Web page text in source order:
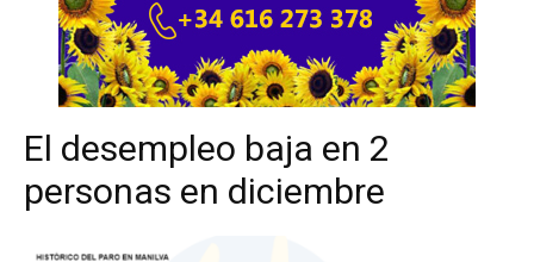
El desempleo baja en 2
personas en diciembre